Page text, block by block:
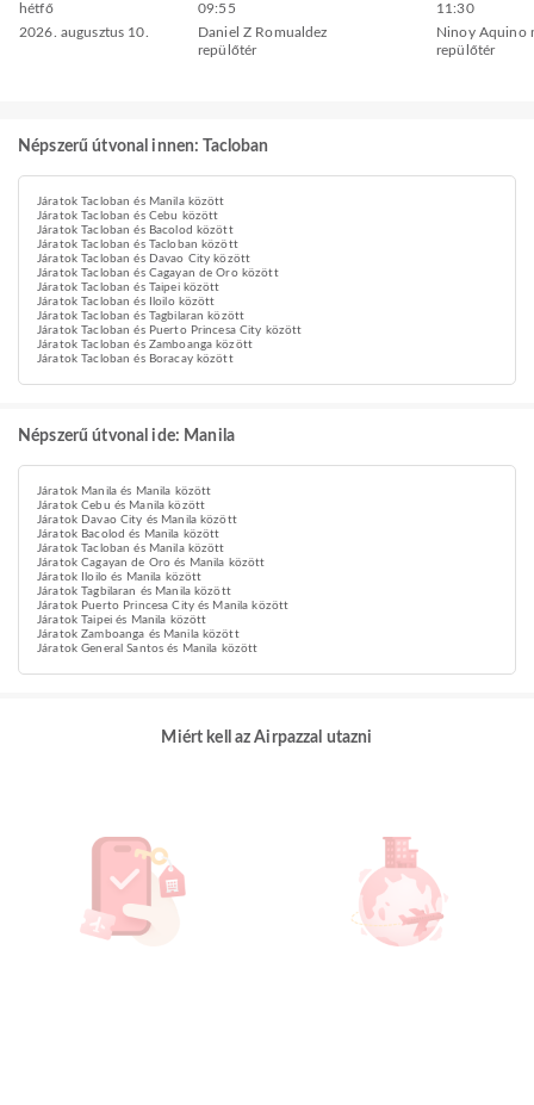
hétfő
2026. augusztus 10.
09:55
Daniel Z Romualdez
repülőtér
11:30
Ninoy Aquino
repülőtér
Népszerű útvonal innen: Tacloban
Járatok Tacloban és Manila között
Járatok Tacloban és Cebu között
Járatok Tacloban és Bacolod között
Járatok Tacloban és Tacloban között
Járatok Tacloban és Davao City között
Járatok Tacloban és Cagayan de Oro között
Járatok Tacloban és Taipei között
Járatok Tacloban és Iloilo között
Járatok Tacloban és Tagbilaran között
Járatok Tacloban és Puerto Princesa City között
Járatok Tacloban és Zamboanga között
Járatok Tacloban és Boracay között
Népszerű útvonal ide: Manila
Járatok Manila és Manila között
Járatok Cebu és Manila között
Járatok Davao City és Manila között
Járatok Bacolod és Manila között
Járatok Tacloban és Manila között
Járatok Cagayan de Oro és Manila között
Járatok Iloilo és Manila között
Járatok Tagbilaran és Manila között
Járatok Puerto Princesa City és Manila között
Járatok Taipei és Manila között
Járatok Zamboanga és Manila között
Járatok General Santos és Manila között
Miért kell az Airpazzal utazni